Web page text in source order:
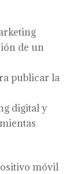
de un
publicar la
digital y
móvil